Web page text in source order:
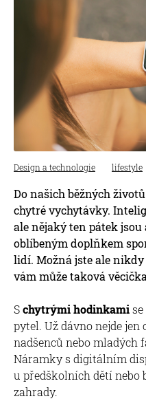
Design a technologie lifestyle
Do našich běžných
chytré vychytávky.
ale nějaký ten pátek jsou
oblíbeným doplňkem
lidí. Možná jste ale
vám může taková
Schytrými hodinkami
pytel. Už dávno nejde
nadšenců nebo mladých
Náramky s digitálním
u předškolních dětí nebo
zahrady.